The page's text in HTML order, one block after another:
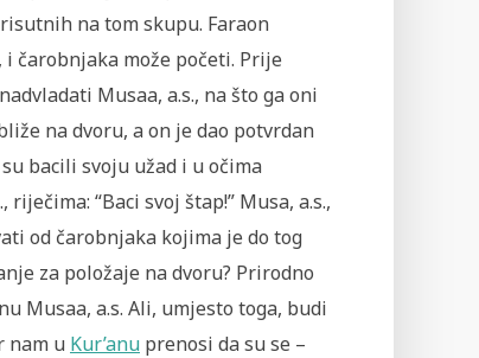
na tom skupu. Faraon
čarobnjaka može početi. Prije
Musaa, a.s., na što ga oni
na dvoru, a on je dao potvrdan
bacili svoju užad i u očima
“Baci svoj štap!” Musa, a.s.,
od čarobnjaka kojima je do tog
za položaje na dvoru? Prirodno
Musaa, a.s. Ali, umjesto toga, budi
nam u Kur’anu prenosi da su se –